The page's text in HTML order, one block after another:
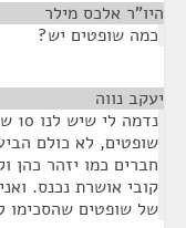
היו"ר אלכס מילר
כמה שופטים יש?
יעקב נווה
שופטים, לא כולם
חברים כמו יזהר כהן
קובי אושרת נכנס.
של שופטים שהסכימו